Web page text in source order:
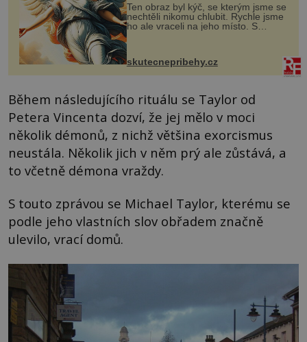
Ten obraz byl kýč, se kterým jsme se
nechtěli nikomu chlubit. Rychle jsme
ho ale vraceli na jeho místo. S
manželem Vaškem jsme si pořídili
chaloupku, takový domek na severu
Čech, kde jsme si naplánova...
skutecnepribehy.cz
Během následujícího rituálu se Taylor od
Petera Vincenta dozví, že jej mělo v moci
několik démonů, z nichž většina exorcismus
neustála. Několik jich v něm prý ale zůstává, a
to včetně démona vraždy.
S touto zprávou se Michael Taylor, kterému se
podle jeho vlastních slov obřadem značně
ulevilo, vrací domů.